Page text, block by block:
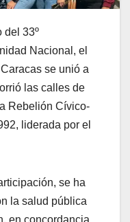
del 33º
Nacional, el
se unió a
las calles de
Rebelión Cívico-
liderada por el
se ha
la salud pública
en concordancia